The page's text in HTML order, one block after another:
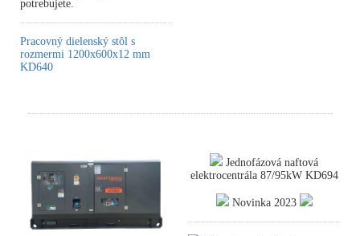
potrebujete.
Pracovný dielenský stôl s
rozmermi 1200x600x12 mm
KD640
Jednofázová naftová
elektrocentrála 87/95kW KD694
Novinka 2023